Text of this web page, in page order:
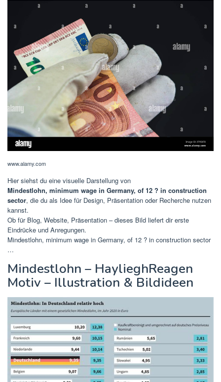
www.alamy.com
Hier siehst du eine visuelle Darstellung von
Mindestlohn, minimum wage in Germany, of 12 ? in construction
sector, die du als Idee für Design, Präsentation oder Recherche nutzen
kannst.
Ob für Blog, Website, Präsentation – dieses Bild liefert dir erste
Eindrücke und Anregungen.
Mindestlohn, minimum wage in Germany, of 12 ? in construction sector
…
Mindestlohn – HaylieghReagen
Motiv – Illustration & Bildideen